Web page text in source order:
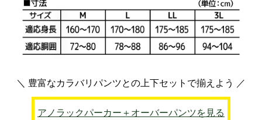
＼ 豊富なカラバリパンツとの上下セットで揃えよう ／
アノラックパーカー＋オーバーパンツを見る